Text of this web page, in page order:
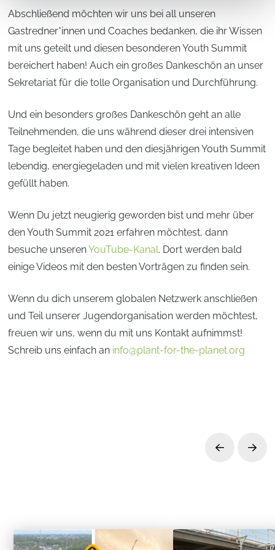
Abschließend möchten wir uns bei all unseren
Gastredner*innen und Coaches bedanken, die ihr Wissen
mit uns geteilt und diesen besonderen Youth Summit
bereichert haben! Auch ein großes Dankeschön an unser
Sekretariat für die tolle Organisation und Durchführung.
Und ein besonders großes Dankeschön geht an alle
Teilnehmenden, die uns während dieser drei intensiven
Tage begleitet haben und den diesjährigen Youth Summit
lebendig, energiegeladen und mit vielen kreativen Ideen
gefüllt haben.
Wenn Du jetzt neugierig geworden bist und mehr über
den Youth Summit 2021 erfahren möchtest, dann
besuche unserenYouTube-Kanal. Dort werden bald
einige Videos mit den besten Vorträgen zu finden sein.
Wenn du dich unserem globalen Netzwerk anschließen
und Teil unserer Jugendorganisation werden möchtest,
freuen wir uns, wenn du mit uns Kontakt aufnimmst!
Schreib uns einfach an info@plant-for-the-planet.org
Prev Next